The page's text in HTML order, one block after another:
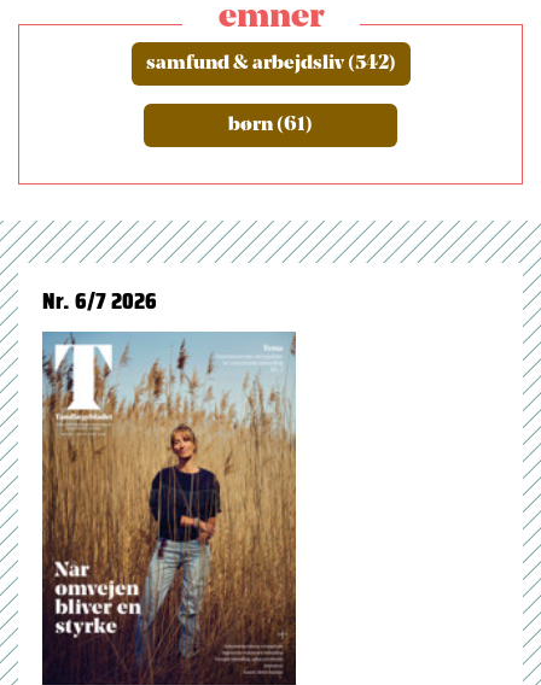
emner
samfund & arbejdsliv (542)
børn (61)
Nr. 6/7 2026